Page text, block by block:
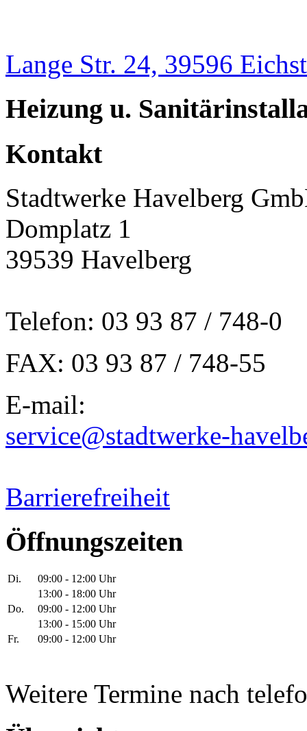
Lange Str. 24, 39596
Heizung u.
Kontakt
Stadtwerke Havelberg
Domplatz 1
39539 Havelberg
Telefon: 03 93 87 / 748-0
FAX: 03 93 87 / 748-55
E-mail:
service@stadtwerke-
Barrierefreiheit
Öffnungszeiten
Di.
09:00 - 12:00 Uhr
13:00 - 18:00 Uhr
Do.
09:00 - 12:00 Uhr
13:00 - 15:00 Uhr
Fr.
09:00 - 12:00 Uhr
Weitere Termine nach